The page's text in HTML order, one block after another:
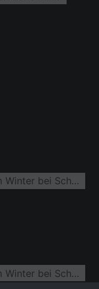
Oberrheinische Mineralölwerke im Winter bei Schnee
Oberrheinische Mineralölwerke im Winter bei Schnee